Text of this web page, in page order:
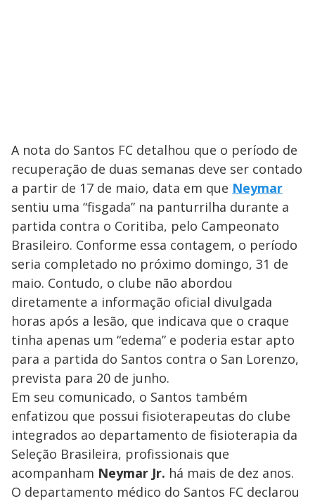
A nota do Santos FC detalhou que o período de
recuperação de duas semanas deve ser contado
a partir de 17 de maio, data em que Neymar
sentiu uma “fisgada” na panturrilha durante a
partida contra o Coritiba, pelo Campeonato
Brasileiro. Conforme essa contagem, o período
seria completado no próximo domingo, 31 de
maio. Contudo, o clube não abordou
diretamente a informação oficial divulgada
horas após a lesão, que indicava que o craque
tinha apenas um “edema” e poderia estar apto
para a partida do Santos contra o San Lorenzo,
prevista para 20 de junho.
Em seu comunicado, o Santos também
enfatizou que possui fisioterapeutas do clube
integrados ao departamento de fisioterapia da
Seleção Brasileira, profissionais que
acompanham Neymar Jr. há mais de dez anos.
O departamento médico do Santos FC declarou